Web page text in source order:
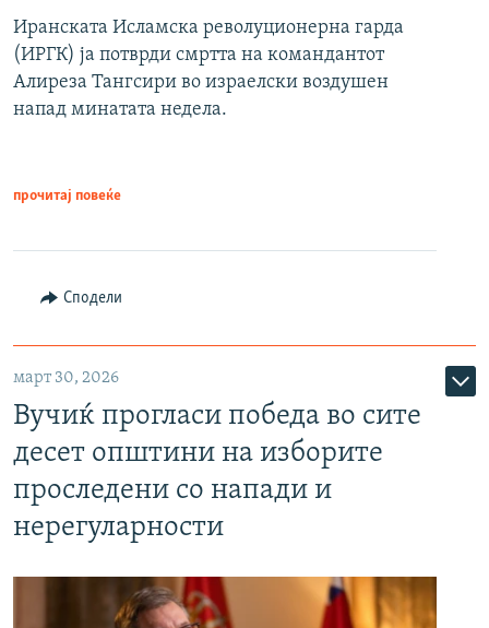
Иранската Исламска револуционерна гарда
(ИРГК) ја потврди смртта на командантот
Алиреза Тангсири во израелски воздушен
напад минатата недела.
прочитај повеќе
Сподели
март 30, 2026
Вучиќ прогласи победа во сите
десет општини на изборите
проследени со напади и
нерегуларности